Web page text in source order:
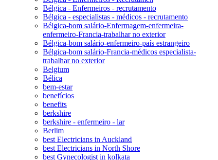
Bélgica - Enfermeiros - recrutamento
Bélgica - especialistas - médicos - recrutamento
Bélgica-bom salário-Enfermagem-enfermeira-
enfermeiro-Francia-trabalhar no exterior
Bélgica-bom salário-enfermeiro-país estrangeiro
Bélgica-bom salário-Francia-médicos especialista-
trabalhar no exterior
Belgium
Bélica
bem-estar
benefícios
benefits
berkshire
berkshire - enfermeiro - lar
Berlim
best Electricians in Auckland
best Electricians in North Shore
best Gynecologist in kolkata